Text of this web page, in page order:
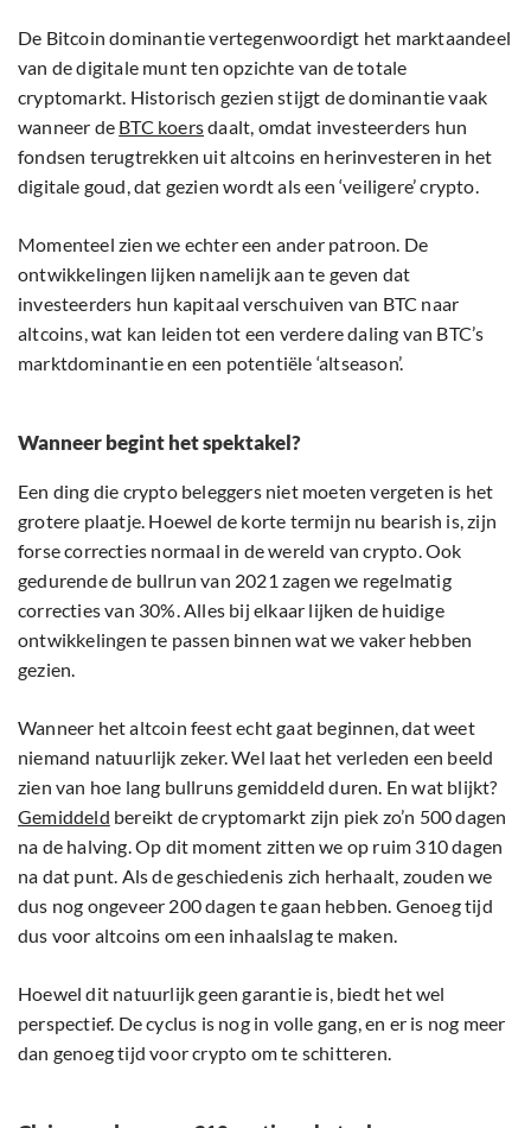
De Bitcoin dominantie vertegenwoordigt het marktaandeel
van de digitale munt ten opzichte van de totale
cryptomarkt. Historisch gezien stijgt de dominantie vaak
wanneer de BTC koersdaalt, omdat investeerders hun
fondsen terugtrekken uit altcoins en herinvesteren in het
digitale goud, dat gezien wordt als een ‘veiligere’ crypto.
Momenteel zien we echter een ander patroon. De
ontwikkelingen lijken namelijk aan te geven dat
investeerders hun kapitaal verschuiven van BTC naar
altcoins, wat kan leiden tot een verdere daling van BTC’s
marktdominantie en een potentiële ‘altseason’.
Wanneer begint het spektakel?
Een ding die crypto beleggers niet moeten vergeten is het
grotere plaatje. Hoewel de korte termijn nu bearish is, zijn
forse correcties normaal in de wereld van crypto. Ook
gedurende de bullrun van 2021 zagen we regelmatig
correcties van 30%. Alles bij elkaar lijken de huidige
ontwikkelingen te passen binnen wat we vaker hebben
gezien.
Wanneer het altcoin feest echt gaat beginnen, dat weet
niemand natuurlijk zeker. Wel laat het verleden een beeld
zien van hoe lang bullruns gemiddeld duren. En wat blijkt?
Gemiddeld bereikt de cryptomarkt zijn piek zo’n 500 dagen
na de halving. Op dit moment zitten we op ruim 310 dagen
na dat punt. Als de geschiedenis zich herhaalt, zouden we
dus nog ongeveer 200 dagen te gaan hebben. Genoeg tijd
dus voor altcoins om een inhaalslag te maken.
Hoewel dit natuurlijk geen garantie is, biedt het wel
perspectief. De cyclus is nog in volle gang, en er is nog meer
dan genoeg tijd voor crypto om te schitteren.